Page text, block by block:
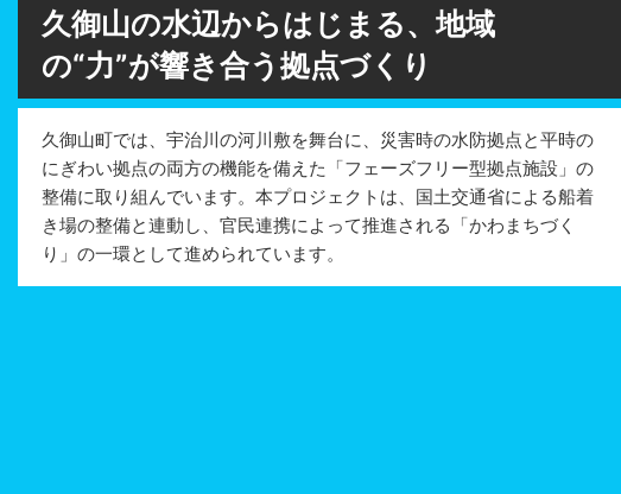
久御山の水辺からはじまる、地域
の“力”が響き合う拠点づくり
久御山町では、宇治川の河川敷を舞台に、災害時の水防拠点と平時の
にぎわい拠点の両方の機能を備えた「フェーズフリー型拠点施設」の
整備に取り組んでいます。本プロジェクトは、国土交通省による船着
き場の整備と連動し、官民連携によって推進される「かわまちづく
り」の一環として進められています。